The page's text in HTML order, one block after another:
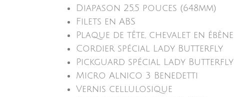
Diapason 25,5 pouces (648mm)
Filets en ABS
Plaque de tête, chevalet en ébène
Cordier spécial Lady Butterfly
Pickguard spécial Lady Butterfly
Micro Alnico 3 Benedetti
Vernis cellulosique